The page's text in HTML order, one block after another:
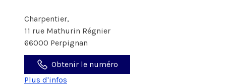
Charpentier,
11 rue Mathurin Régnier
66000 Perpignan
Obtenir le numéro
Plus d'infos